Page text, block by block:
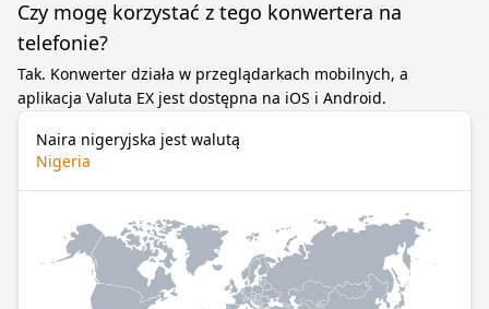
Czy mogę korzystać z tego konwertera na
telefonie?
Tak. Konwerter działa w przeglądarkach mobilnych, a
aplikacja Valuta EX jest dostępna na iOS i Android.
Naira nigeryjska jest walutą
Nigeria